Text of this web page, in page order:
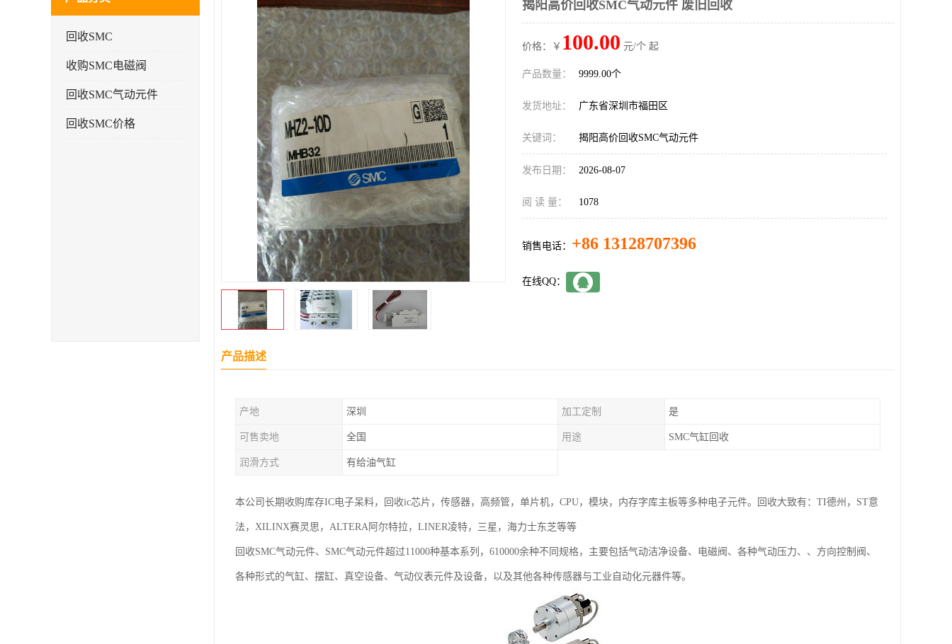
回收SMC
收购SMC电磁阀
回收SMC气动元件
回收SMC价格
揭阳高价回收SMC气动元件 废旧回收
价格：￥ 100.00 元/个 起
产品数量： 9999.00个
发货地址： 广东省深圳市福田区
关键词： 揭阳高价回收SMC气动元件
发布日期： 2026-08-07
阅 读 量： 1078
销售电话： +86 13128707396
在线QQ：
产品描述
产地 深圳 加工定制 是
可售卖地 全国 用途 SMC气缸回收
润滑方式 有给油气缸
本公司长期收购库存IC电子呆料，回收ic芯片，传感器，高频管，单片机，CPU，模块，内存字库主板等多种电子元件。回收大致有：TI德州，ST意
法，XILINX赛灵思，ALTERA阿尔特拉，LINER凌特，三星，海力士东芝等等
回收SMC气动元件、SMC气动元件超过11000种基本系列，610000余种不同规格，主要包括气动洁净设备、电磁阀、各种气动压力、、方向控制阀、
各种形式的气缸、摆缸、真空设备、气动仪表元件及设备，以及其他各种传感器与工业自动化元器件等。